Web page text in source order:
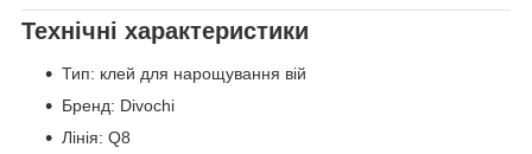
Технічні характеристики
Тип: клей для нарощування вій
Бренд: Divochi
Лінія: Q8